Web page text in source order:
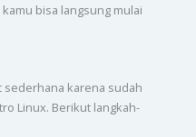
bisa langsung mulai
sederhana karena sudah
Linux. Berikut langkah-